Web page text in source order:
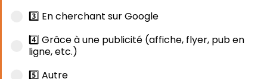
3️⃣ En cherchant sur Google
4️⃣ Grâce à une publicité (affiche, flyer, pub en
ligne, etc.)
5️⃣ Autre